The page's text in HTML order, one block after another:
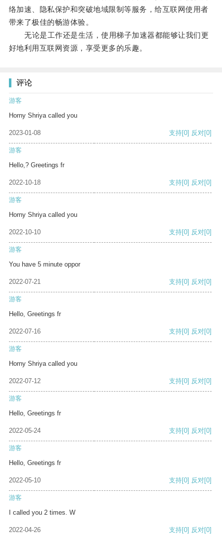
络加速、隐私保护和突破地域限制等服务，给互联网使用者
带来了极佳的畅游体验。
无论是工作还是生活，使用梯子加速器都能够让我们更
好地利用互联网资源，享受更多的乐趣。
评论
游客
Horny Shriya called you
2023-01-08 支持[0] 反对[0]
游客
Hello,? Greetings fr
2022-10-18 支持[0] 反对[0]
游客
Horny Shriya called you
2022-10-10 支持[0] 反对[0]
游客
You have 5 minute oppor
2022-07-21 支持[0] 反对[0]
游客
Hello, Greetings fr
2022-07-16 支持[0] 反对[0]
游客
Horny Shriya called you
2022-07-12 支持[0] 反对[0]
游客
Hello, Greetings fr
2022-05-24 支持[0] 反对[0]
游客
Hello, Greetings fr
2022-05-10 支持[0] 反对[0]
游客
I called you 2 times. W
2022-04-26 支持[0] 反对[0]